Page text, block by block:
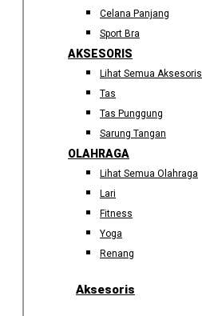
Celana Panjang
Sport Bra
AKSESORIS
Lihat Semua Aksesoris
Tas
Tas Punggung
Sarung Tangan
OLAHRAGA
Lihat Semua Olahraga
Lari
Fitness
Yoga
Renang
Aksesoris